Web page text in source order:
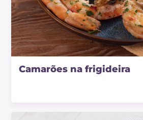
Camarões na frigideira